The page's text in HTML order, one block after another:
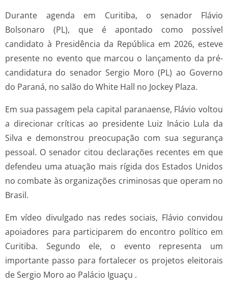
Durante agenda em Curitiba, o senador Flávio
Bolsonaro (PL), que é apontado como possível
candidato à Presidência da República em 2026, esteve
presente no evento que marcou o lançamento da pré-
candidatura do senador Sergio Moro (PL) ao Governo
do Paraná, no salão do White Hall no Jockey Plaza.
Em sua passagem pela capital paranaense, Flávio voltou
a direcionar críticas ao presidente Luiz Inácio Lula da
Silva e demonstrou preocupação com sua segurança
pessoal. O senador citou declarações recentes em que
defendeu uma atuação mais rígida dos Estados Unidos
no combate às organizações criminosas que operam no
Brasil.
Em vídeo divulgado nas redes sociais, Flávio convidou
apoiadores para participarem do encontro político em
Curitiba. Segundo ele, o evento representa um
importante passo para fortalecer os projetos eleitorais
de Sergio Moro ao Palácio Iguaçu .